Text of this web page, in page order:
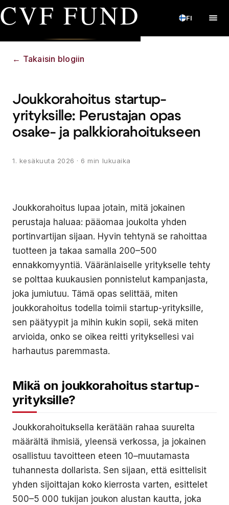
CVF FUND FI
← Takaisin blogiin
Joukkorahoitus startup-
yrityksille: Perustajan opas
osake- ja palkkiorahoitukseen
1. kesäkuuta 2026 · 6 min lukuaika
Joukkorahoitus lupaa jotain, mitä jokainen
perustaja haluaa: pääomaa joukolta yhden
portinvartijan sijaan. Hyvin tehtynä se rahoittaa
tuotteen ja takaa samalla 200–500
ennakkomyyntiä. Vääränlaiselle yritykselle tehty
se polttaa kuukausien ponnistelut kampanjasta,
joka jumiutuu. Tämä opas selittää, miten
joukkorahoitus todella toimii startup-yrityksille,
sen päätyypit ja mihin kukin sopii, sekä miten
arvioida, onko se oikea reitti yrityksellesi vai
harhautus paremmasta.
Mikä on joukkorahoitus startup-
yrityksille?
Joukkorahoituksella kerätään rahaa suurelta
määrältä ihmisiä, yleensä verkossa, ja jokainen
osallistuu tavoitteen eteen 10–muutamasta
tuhannesta dollarista. Sen sijaan, että esittelisit
yhden sijoittajan koko kierrosta varten, esittelet
500–5 000 tukijan joukon alustan kautta, joka